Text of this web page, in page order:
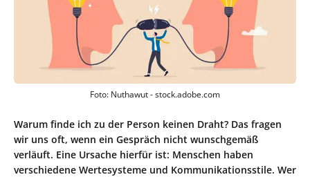
Foto: Nuthawut - stock.adobe.com
Warum finde ich zu der Person keinen Draht? Das fragen
wir uns oft, wenn ein Gespräch nicht wunschgemäß
verläuft. Eine Ursache hierfür ist: Menschen haben
verschiedene Wertesysteme und Kommunikationsstile. Wer